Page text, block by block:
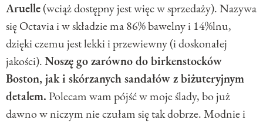
Aruelle(wciąż dostępny jest więc w sprzedaży). Nazywa
się Octavia i w składzie ma 86% bawelny i 14%lnu,
dzięki czemu jest lekki i przewiewny (i doskonałej
jakości).Noszę go zarówno do birkenstocków
Boston, jak i skórzanych sandałów z biżuteryjnym
detalem.Polecam wam pójść w moje ślady, bo już
dawno w niczym nie czułam się tak dobrze. Modnie i